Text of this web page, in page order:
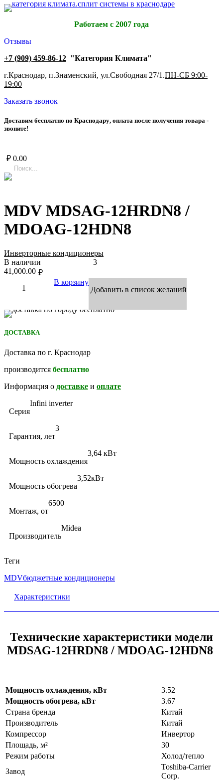
Работаем с 2007 года
Отзывы
+7 (909) 459-86-12 "Категория Климата"
г.Краснодар, п.Знаменский, ул.Свободная 27/1.ПН-СБ 9:00-
19:00
Заказать звонок
Доставим бесплатно по Краснодару, оплата после получения товара -
звоните!
₽ 0.00
MDV MDSAG-12HRDN8 /
MDOAG-12HDN8
Инверторные кондиционеры
В наличии
3
₽
41,000.00
В корзину
Добавить в список желаний
ДОСТАВКА
Доставка по г. Краснодар
производится бесплатно
Информация о доставке и оплате
Серия
Infini inverter
Гарантия, лет
3
Мощность охлаждения
3,64 кВт
Мощность обогрева
3,52кВт
Монтаж, от
6500
Производитель
Midea
Теги
MDVбюджетные кондиционеры
Характеристики
Технические характеристики модели
MDSAG-12HRDN8 / MDOAG-12HDN8
Мощность охлаждения, кВт
3.52
Мощность обогрева, кВт
3.67
Страна бренда
Китай
Производитель
Китай
Компрессор
Инвертор
Площадь, м²
30
Режим работы
Холод/тепло
Завод
Toshiba-Carrier
Corp.